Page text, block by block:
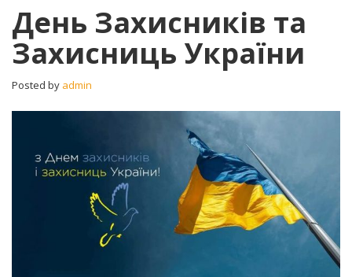
Захисників
та
Захисниць
України
День Захисників та
Захисниць України
Posted by admin